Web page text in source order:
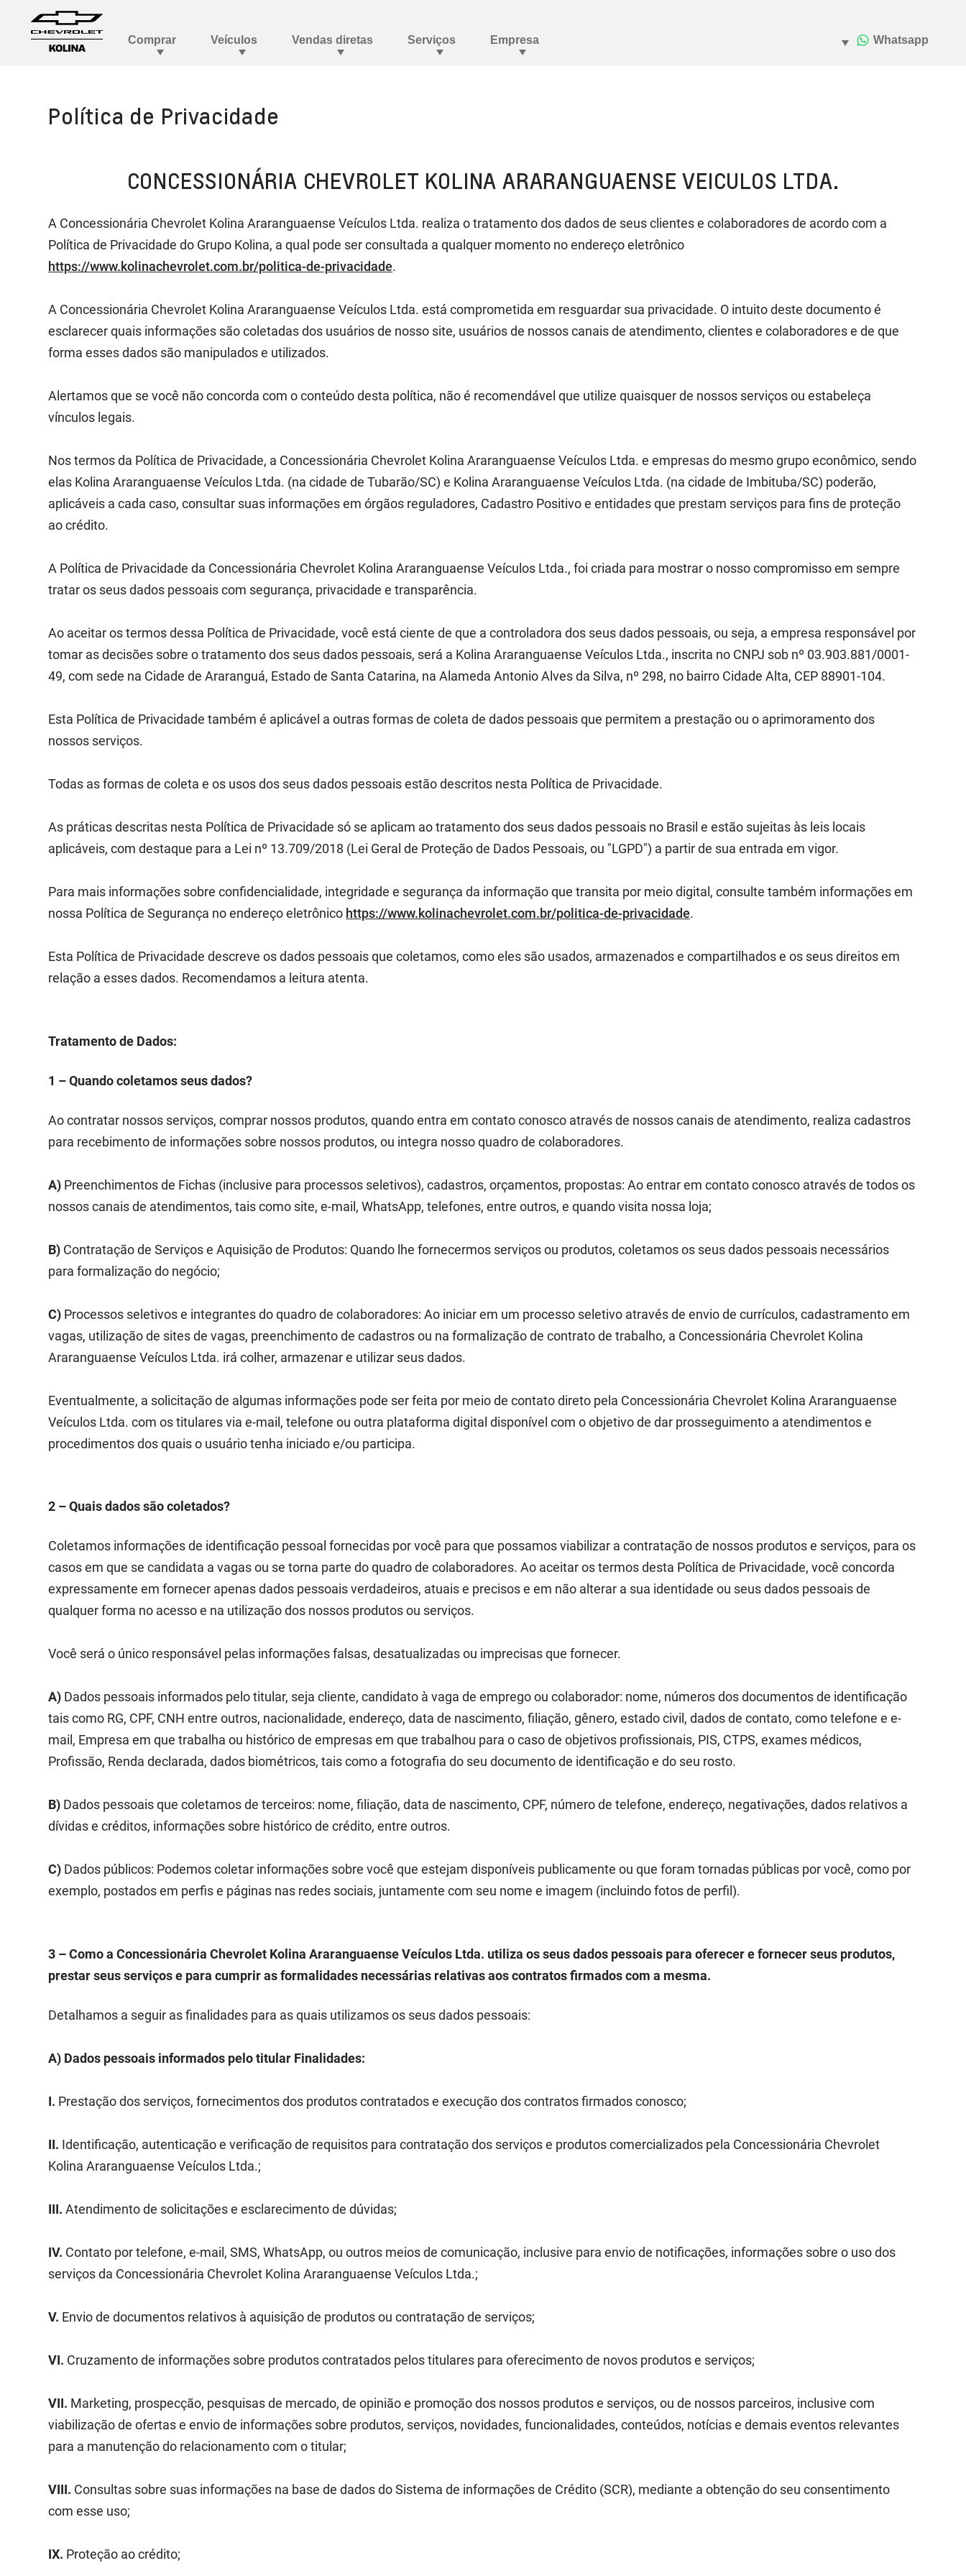
Política de Privacidade
CONCESSIONÁRIA CHEVROLET KOLINA ARARANGUAENSE VEICULOS LTDA.
A Concessionária Chevrolet Kolina Araranguaense Veículos Ltda. realiza o tratamento dos dados de seus clientes e colaboradores de acordo com a
Política de Privacidade do Grupo Kolina, a qual pode ser consultada a qualquer momento no endereço eletrônico
https://www.kolinachevrolet.com.br/politica-de-privacidade.
A Concessionária Chevrolet Kolina Araranguaense Veículos Ltda. está comprometida em resguardar sua privacidade. O intuito deste documento é
esclarecer quais informações são coletadas dos usuários de nosso site, usuários de nossos canais de atendimento, clientes e colaboradores e de que
forma esses dados são manipulados e utilizados.
Alertamos que se você não concorda com o conteúdo desta política, não é recomendável que utilize quaisquer de nossos serviços ou estabeleça
vínculos legais.
Nos termos da Política de Privacidade, a Concessionária Chevrolet Kolina Araranguaense Veículos Ltda. e empresas do mesmo grupo econômico, sendo
elas Kolina Araranguaense Veículos Ltda. (na cidade de Tubarão/SC) e Kolina Araranguaense Veículos Ltda. (na cidade de Imbituba/SC) poderão,
aplicáveis a cada caso, consultar suas informações em órgãos reguladores, Cadastro Positivo e entidades que prestam serviços para fins de proteção
ao crédito.
A Política de Privacidade da Concessionária Chevrolet Kolina Araranguaense Veículos Ltda., foi criada para mostrar o nosso compromisso em sempre
tratar os seus dados pessoais com segurança, privacidade e transparência.
Ao aceitar os termos dessa Política de Privacidade, você está ciente de que a controladora dos seus dados pessoais, ou seja, a empresa responsável por
tomar as decisões sobre o tratamento dos seus dados pessoais, será a Kolina Araranguaense Veículos Ltda., inscrita no CNPJ sob nº 03.903.881/0001-
49, com sede na Cidade de Araranguá, Estado de Santa Catarina, na Alameda Antonio Alves da Silva, nº 298, no bairro Cidade Alta, CEP 88901-104.
Esta Política de Privacidade também é aplicável a outras formas de coleta de dados pessoais que permitem a prestação ou o aprimoramento dos
nossos serviços.
Todas as formas de coleta e os usos dos seus dados pessoais estão descritos nesta Política de Privacidade.
As práticas descritas nesta Política de Privacidade só se aplicam ao tratamento dos seus dados pessoais no Brasil e estão sujeitas às leis locais
aplicáveis, com destaque para a Lei nº 13.709/2018 (Lei Geral de Proteção de Dados Pessoais, ou "LGPD") a partir de sua entrada em vigor.
Para mais informações sobre confidencialidade, integridade e segurança da informação que transita por meio digital, consulte também informações em
nossa Política de Segurança no endereço eletrônico https://www.kolinachevrolet.com.br/politica-de-privacidade.
Esta Política de Privacidade descreve os dados pessoais que coletamos, como eles são usados, armazenados e compartilhados e os seus direitos em
relação a esses dados. Recomendamos a leitura atenta.
Tratamento de Dados:
1 – Quando coletamos seus dados?
Ao contratar nossos serviços, comprar nossos produtos, quando entra em contato conosco através de nossos canais de atendimento, realiza cadastros
para recebimento de informações sobre nossos produtos, ou integra nosso quadro de colaboradores.
A) Preenchimentos de Fichas (inclusive para processos seletivos), cadastros, orçamentos, propostas: Ao entrar em contato conosco através de todos os
nossos canais de atendimentos, tais como site, e-mail, WhatsApp, telefones, entre outros, e quando visita nossa loja;
B) Contratação de Serviços e Aquisição de Produtos: Quando lhe fornecermos serviços ou produtos, coletamos os seus dados pessoais necessários
para formalização do negócio;
C) Processos seletivos e integrantes do quadro de colaboradores: Ao iniciar em um processo seletivo através de envio de currículos, cadastramento em
vagas, utilização de sites de vagas, preenchimento de cadastros ou na formalização de contrato de trabalho, a Concessionária Chevrolet Kolina
Araranguaense Veículos Ltda. irá colher, armazenar e utilizar seus dados.
Eventualmente, a solicitação de algumas informações pode ser feita por meio de contato direto pela Concessionária Chevrolet Kolina Araranguaense
Veículos Ltda. com os titulares via e-mail, telefone ou outra plataforma digital disponível com o objetivo de dar prosseguimento a atendimentos e
procedimentos dos quais o usuário tenha iniciado e/ou participa.
2 – Quais dados são coletados?
Coletamos informações de identificação pessoal fornecidas por você para que possamos viabilizar a contratação de nossos produtos e serviços, para os
casos em que se candidata a vagas ou se torna parte do quadro de colaboradores. Ao aceitar os termos desta Política de Privacidade, você concorda
expressamente em fornecer apenas dados pessoais verdadeiros, atuais e precisos e em não alterar a sua identidade ou seus dados pessoais de
qualquer forma no acesso e na utilização dos nossos produtos ou serviços.
Você será o único responsável pelas informações falsas, desatualizadas ou imprecisas que fornecer.
A) Dados pessoais informados pelo titular, seja cliente, candidato à vaga de emprego ou colaborador: nome, números dos documentos de identificação
tais como RG, CPF, CNH entre outros, nacionalidade, endereço, data de nascimento, filiação, gênero, estado civil, dados de contato, como telefone e e-
mail, Empresa em que trabalha ou histórico de empresas em que trabalhou para o caso de objetivos profissionais, PIS, CTPS, exames médicos,
Profissão, Renda declarada, dados biométricos, tais como a fotografia do seu documento de identificação e do seu rosto.
B) Dados pessoais que coletamos de terceiros: nome, filiação, data de nascimento, CPF, número de telefone, endereço, negativações, dados relativos a
dívidas e créditos, informações sobre histórico de crédito, entre outros.
C) Dados públicos: Podemos coletar informações sobre você que estejam disponíveis publicamente ou que foram tornadas públicas por você, como por
exemplo, postados em perfis e páginas nas redes sociais, juntamente com seu nome e imagem (incluindo fotos de perfil).
3 – Como a Concessionária Chevrolet Kolina Araranguaense Veículos Ltda. utiliza os seus dados pessoais para oferecer e fornecer seus produtos,
prestar seus serviços e para cumprir as formalidades necessárias relativas aos contratos firmados com a mesma.
Detalhamos a seguir as finalidades para as quais utilizamos os seus dados pessoais:
A) Dados pessoais informados pelo titular Finalidades:
I. Prestação dos serviços, fornecimentos dos produtos contratados e execução dos contratos firmados conosco;
II. Identificação, autenticação e verificação de requisitos para contratação dos serviços e produtos comercializados pela Concessionária Chevrolet
Kolina Araranguaense Veículos Ltda.;
III. Atendimento de solicitações e esclarecimento de dúvidas;
IV. Contato por telefone, e-mail, SMS, WhatsApp, ou outros meios de comunicação, inclusive para envio de notificações, informações sobre o uso dos
serviços da Concessionária Chevrolet Kolina Araranguaense Veículos Ltda.;
V. Envio de documentos relativos à aquisição de produtos ou contratação de serviços;
VI. Cruzamento de informações sobre produtos contratados pelos titulares para oferecimento de novos produtos e serviços;
VII. Marketing, prospecção, pesquisas de mercado, de opinião e promoção dos nossos produtos e serviços, ou de nossos parceiros, inclusive com
viabilização de ofertas e envio de informações sobre produtos, serviços, novidades, funcionalidades, conteúdos, notícias e demais eventos relevantes
para a manutenção do relacionamento com o titular;
VIII. Consultas sobre suas informações na base de dados do Sistema de informações de Crédito (SCR), mediante a obtenção do seu consentimento
com esse uso;
IX. Proteção ao crédito;